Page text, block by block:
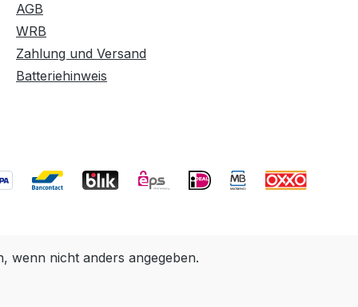
AGB
WRB
Zahlung und Versand
Batteriehinweis
wenn nicht anders angegeben.